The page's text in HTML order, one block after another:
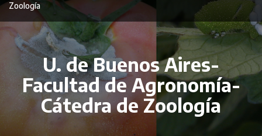
Zoología
U. de Buenos Aires-
Facultad de Agronomía-
Cátedra de Zoología